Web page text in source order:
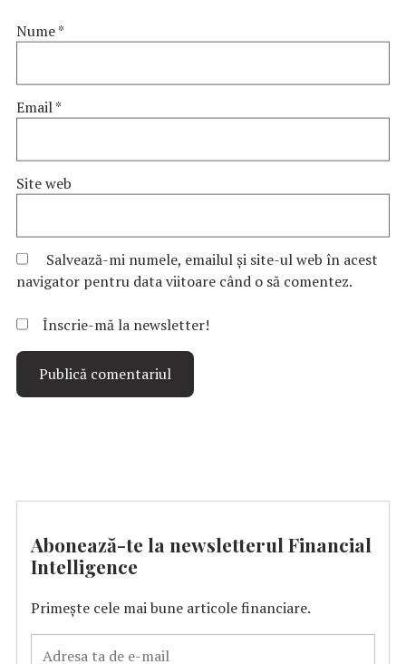
Nume*
Email*
Site web
Salvează-mi numele, emailul și site-ul web în acest
navigator pentru data viitoare când o să comentez.
Înscrie-mă la newsletter!
Abonează-te la newsletterul Financial
Intelligence
Primește cele mai bune articole financiare.